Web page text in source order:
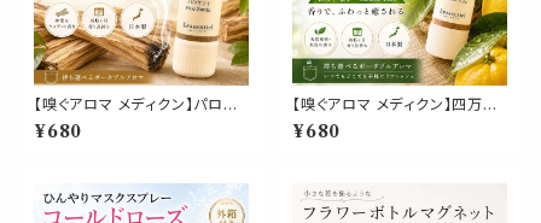
【嗅ぐアロマ メディクン】パロサ
ント｜本物 香木 神聖な香り エ
ッセンシャルオイル ポータブル
外出 携帯用 約6ヶ月 日本製 ギ
フト プレゼント
¥680
【嗅ぐアロマ メディクン】四万十
柚子｜高知県産 ユズ リラックス
落ち着く ポータブルアロマ 和精
憩 携帯 日本製 男性 女性 誕生
日 ギフト プレゼント
¥680